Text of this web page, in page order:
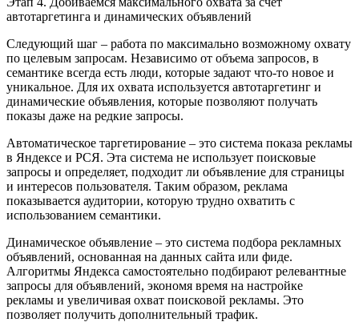
автотаргетинга и динамических объявлений
Следующий шаг – работа по максимально возможному охвату
по целевым запросам. Независимо от объема запросов, в
семантике всегда есть люди, которые задают что-то новое и
уникальное. Для их охвата используется автотаргетинг и
динамические объявления, которые позволяют получать
показы даже на редкие запросы.
Автоматическое таргетирование – это система показа рекламы
в Яндексе и РСЯ. Эта система не использует поисковые
запросы и определяет, подходит ли объявление для страницы
и интересов пользователя. Таким образом, реклама
показывается аудитории, которую трудно охватить с
использованием семантики.
Динамическое объявление – это система подбора рекламных
объявлений, основанная на данных сайта или фиде.
Алгоритмы Яндекса самостоятельно подбирают релевантные
запросы для объявлений, экономя время на настройке
рекламы и увеличивая охват поисковой рекламы. Это
позволяет получить дополнительный трафик.